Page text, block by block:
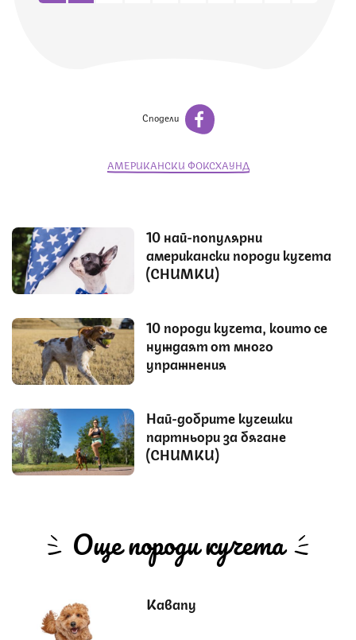
Сподели
АМЕРИКАНСКИ ФОКСХАУНД
10 най-популярни
американски породи кучета
(СНИМКИ)
10 породи кучета, които се
нуждаят от много
упражнения
Най-добрите кучешки
партньори за бягане
(СНИМКИ)
Още породи кучета
Кавапу